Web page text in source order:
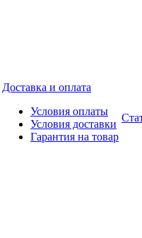
Доставка и оплата
Условия оплаты
Условия доставки
Гарантия на товар